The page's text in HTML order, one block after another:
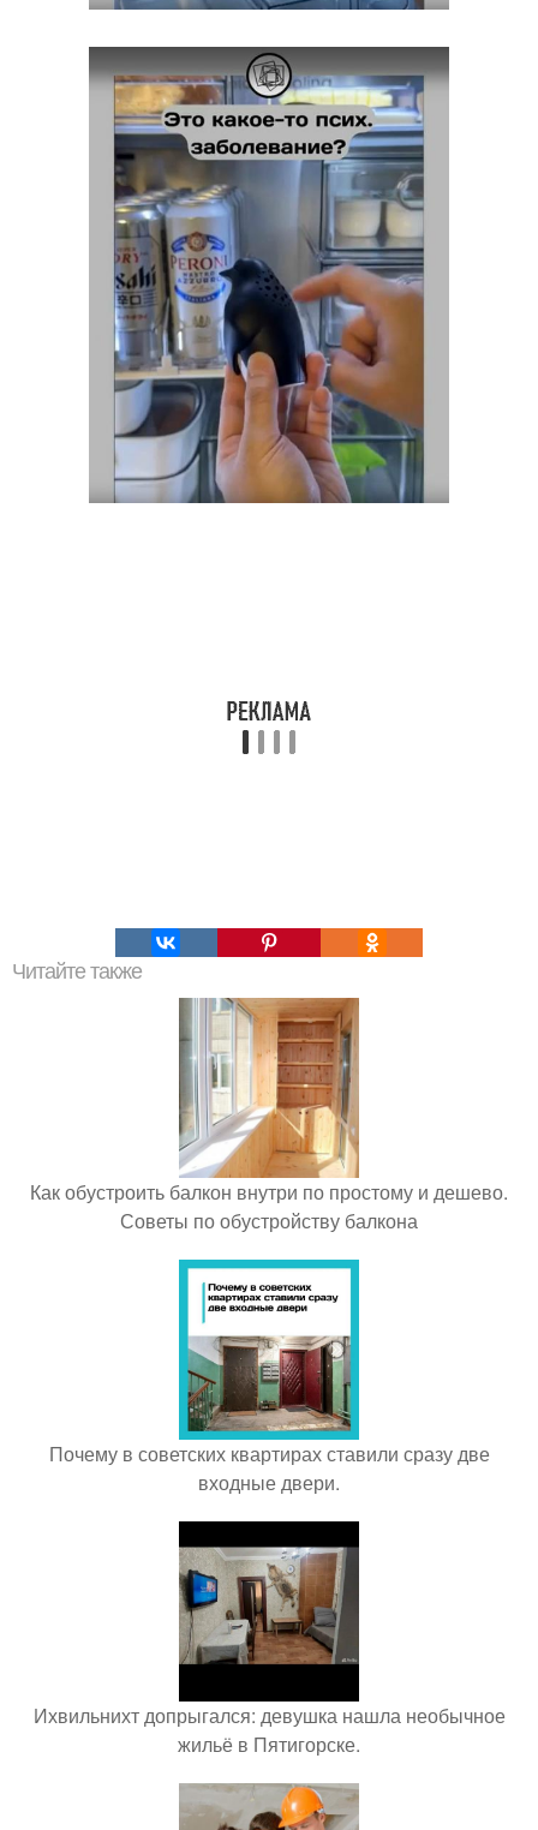
Читайте также
Как обустроить балкон внутри по простому и дешево.
Советы по обустройству балкона
Почему в советских квартирах ставили сразу две
входные двери.
Ихвильнихт допрыгался: девушка нашла необычное
жильё в Пятигорске.